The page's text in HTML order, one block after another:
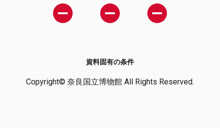
資料固有の条件
Copyright© 奈良国立博物館 All Rights Reserved.